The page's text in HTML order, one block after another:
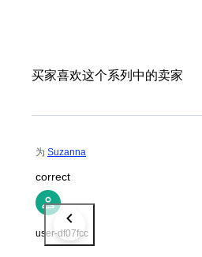
买家喜欢这个系列中的卖家
为 Suzanna
correct
user-df07fcc